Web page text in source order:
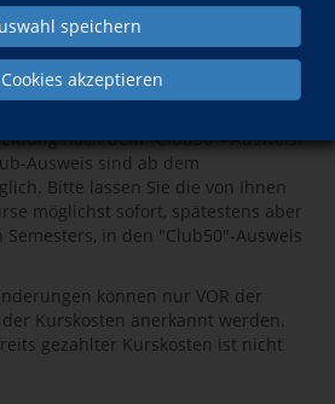
speichern
akzeptieren
eingetragene Kurs ist bis zu
49,00 € frei. Bei Kursen, die diese
Sie nur den jeweiligen
Eingetragen werden können alle
"Club50".
nach dem "Club50"- Ausweis!
Ausweis sind ab dem
Bitte lassen Sie die von Ihnen
möglichst sofort, spätestens aber
in den "Club50"-Ausweis
können nur VOR der
Kurskosten anerkannt werden.
gezahlter Kurskosten ist nicht